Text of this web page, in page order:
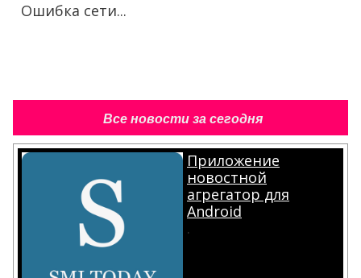
Ошибка сети...
Все новости за сегодня
Приложение
новостной
агрегатор для
Android
.